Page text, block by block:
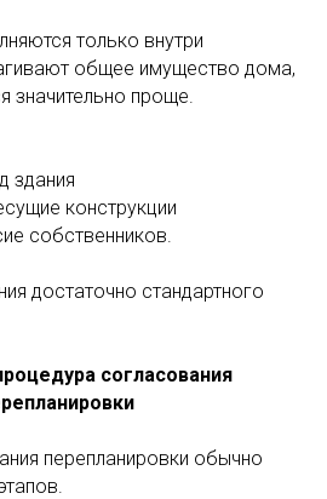
только внутри
общее имущество дома,
значительно проще.
здания
конструкции
собственников.
достаточно стандартного
согласования
перепланировки обычно